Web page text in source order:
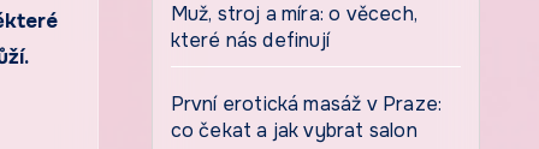
Muž, stroj a míra: o věcech,
které nás definují
První erotická masáž v Praze:
co čekat a jak vybrat salon